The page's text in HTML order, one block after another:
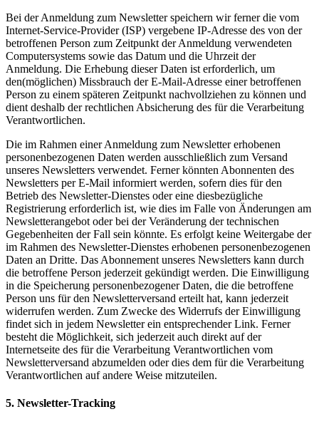
Bei der Anmeldung zum Newsletter speichern wir ferner die vom
Internet-Service-Provider (ISP) vergebene IP-Adresse des von der
betroffenen Person zum Zeitpunkt der Anmeldung verwendeten
Computersystems sowie das Datum und die Uhrzeit der
Anmeldung. Die Erhebung dieser Daten ist erforderlich, um
den(möglichen) Missbrauch der E-Mail-Adresse einer betroffenen
Person zu einem späteren Zeitpunkt nachvollziehen zu können und
dient deshalb der rechtlichen Absicherung des für die Verarbeitung
Verantwortlichen.
Die im Rahmen einer Anmeldung zum Newsletter erhobenen
personenbezogenen Daten werden ausschließlich zum Versand
unseres Newsletters verwendet. Ferner könnten Abonnenten des
Newsletters per E-Mail informiert werden, sofern dies für den
Betrieb des Newsletter-Dienstes oder eine diesbezügliche
Registrierung erforderlich ist, wie dies im Falle von Änderungen am
Newsletterangebot oder bei der Veränderung der technischen
Gegebenheiten der Fall sein könnte. Es erfolgt keine Weitergabe der
im Rahmen des Newsletter-Dienstes erhobenen personenbezogenen
Daten an Dritte. Das Abonnement unseres Newsletters kann durch
die betroffene Person jederzeit gekündigt werden. Die Einwilligung
in die Speicherung personenbezogener Daten, die die betroffene
Person uns für den Newsletterversand erteilt hat, kann jederzeit
widerrufen werden. Zum Zwecke des Widerrufs der Einwilligung
findet sich in jedem Newsletter ein entsprechender Link. Ferner
besteht die Möglichkeit, sich jederzeit auch direkt auf der
Internetseite des für die Verarbeitung Verantwortlichen vom
Newsletterversand abzumelden oder dies dem für die Verarbeitung
Verantwortlichen auf andere Weise mitzuteilen.
5. Newsletter-Tracking